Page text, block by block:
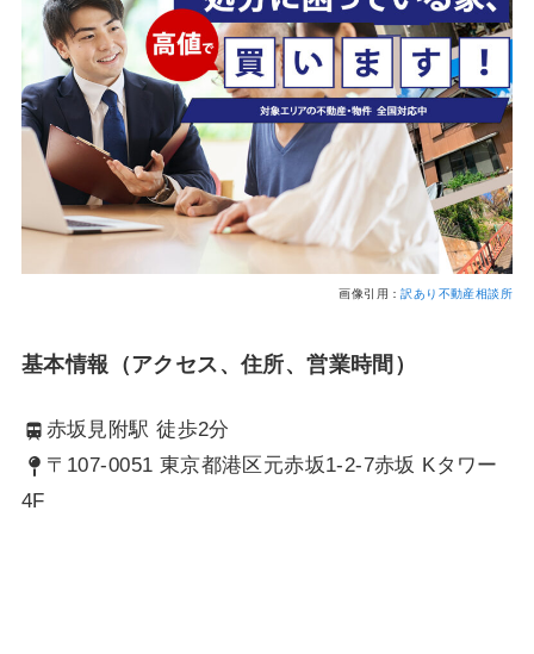
画像引用：訳あり不動産相談所
基本情報（アクセス、住所、営業時間）
赤坂見附駅 徒歩2分
〒107-0051 東京都港区元赤坂1-2-7赤坂 Kタワー
4F